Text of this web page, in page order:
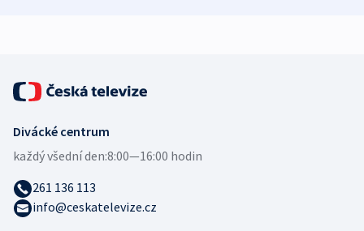
Divácké centrum
každý všední den:8:00—16:00 hodin
261 136 113
info@ceskatelevize.cz